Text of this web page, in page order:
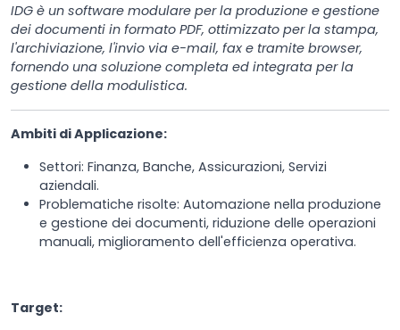
IDG è un software modulare per la produzione e gestione
dei documenti in formato PDF, ottimizzato per la stampa,
l'archiviazione, l'invio via e-mail, fax e tramite browser,
fornendo una soluzione completa ed integrata per la
gestione della modulistica.
Ambiti di Applicazione:
Settori: Finanza, Banche, Assicurazioni, Servizi
aziendali.
Problematiche risolte: Automazione nella produzione
e gestione dei documenti, riduzione delle operazioni
manuali, miglioramento dell'efficienza operativa.
Target: